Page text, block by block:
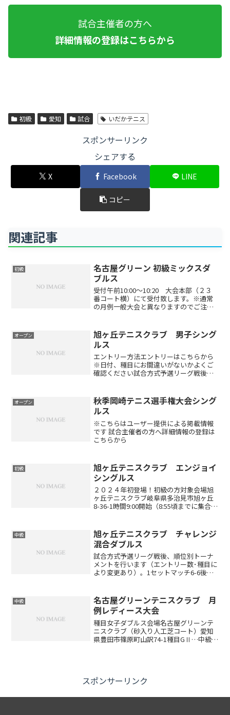
試合主催者の方へ
詳細情報の登録はこちらから
初級 愛知 試合 いだかテニス
スポンサーリンク
シェアする
X Facebook LINE
コピー
関連記事
初級
名古屋グリーン 初級ミックスダ
ブルス
受付午前10:00～10:20 大会本部（２３
番コート横）にて受付致します。※通常
の月例一般大会と異なりますのでご注意
バンテージ予選リーグ後、順位別トーナ
メント※参加...
オープン
旭ヶ丘テニスクラブ 男子シング
ルス
エントリー方法エントリーはこちらから
※日付、種目にお間違いがないかよくご
確認ください試合方式予選リーグ戦後、
マッチ6-6後タイブレーク（エントリー
数･種目により変更あ...
オープン
秋季岡崎テニス選手権大会シング
ルス
※こちらはユーザー提供による掲載情報
です 試合主催者の方へ詳細情報の登録は
こちらから
初級
旭ヶ丘テニスクラブ エンジョイ
シングルス
２０２４年初登場！初級の方対象会場旭
ヶ丘テニスクラブ岐阜県多治見市旭ヶ丘
8-36-1時間9:00開始（8:55頃までに集合）
出されている方はご遠慮ください。エン
トリー...
中級
旭ヶ丘テニスクラブ チャレンジ
混合ダブルス
試合方式予選リーグ戦後、順位別トーナ
メントを行います（エントリー数･種目に
より変更あり）。1セットマッチ6-6後タ
初・中級者対象です。旭ヶ丘テニスクラ
ブにおける上級者...
中級
名古屋グリーンテニスクラブ 月
例レディース大会
種目女子ダブルス会場名古屋グリーンテ
ニスクラブ（砂入り人工芝コート）愛知
県豊田市篠原町山訳74-1種目GⅡ…中級レ
スポンサーリンク